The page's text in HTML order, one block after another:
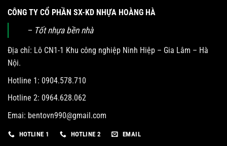
CÔNG TY CỔ PHẦN SX-KD NHỰA HOÀNG HÀ
– Tốt nhựa bền nhà
Địa chỉ: Lô CN1-1 Khu công nghiệp Ninh Hiệp – Gia Lâm – Hà
Nội.
Hotline 1: 0904.578.710
Hotline 2: 0964.628.062
Emai: bentovn990@gmail.com
HOTLINE 1 HOTLINE 2 EMAIL